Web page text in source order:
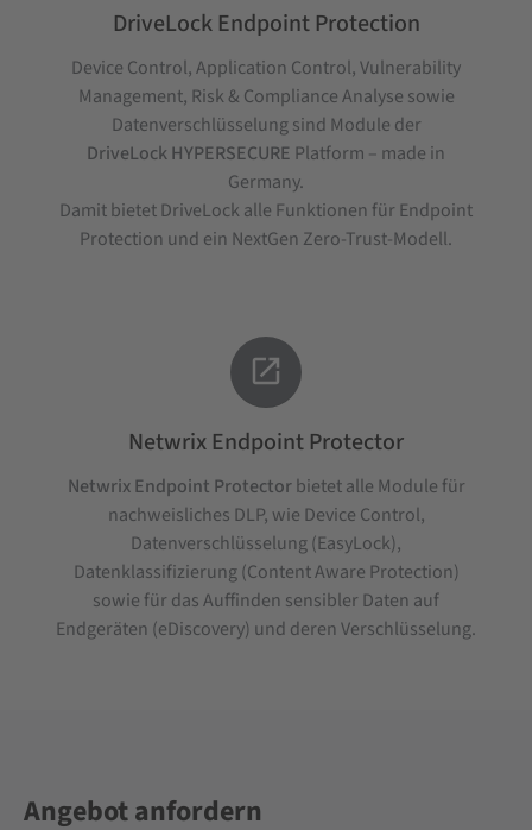
DriveLock Endpoint Protection
Device Control, Application Control, Vulnerability
Management, Risk & Compliance Analyse sowie
Datenverschlüsselung sind Module der
DriveLock HYPERSECURE Platform – made in
Germany.
Damit bietet DriveLock alle Funktionen für Endpoint
Protection und ein NextGen Zero-Trust-Modell.

Netwrix Endpoint Protector
Netwrix Endpoint Protectorbietet alle Module für
nachweisliches DLP, wie Device Control,
Datenverschlüsselung (EasyLock),
Datenklassifizierung (Content Aware Protection)
sowie für das Auffinden sensibler Daten auf
Endgeräten (eDiscovery) und deren Verschlüsselung.
Angebot anfordern